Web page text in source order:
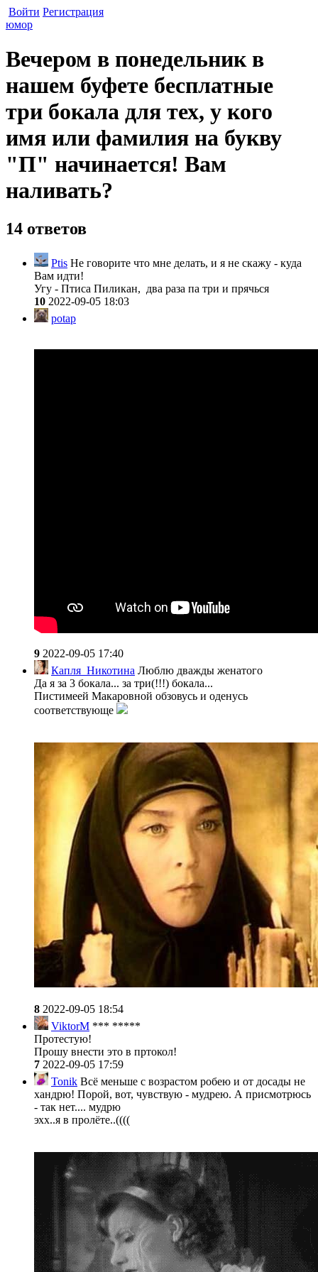
Войти Регистрация
юмор
Вечером в понедельник в
нашем буфете бесплатные
три бокала для тех, у кого
имя или фамилия на букву
"П" начинается! Вам
наливать?
14 ответов
Ptis Не говорите что мне делать, и я не скажу - куда
Вам идти!
Угу - Птиса Пиликан, два раза па три и прячься
10 2022-09-05 18:03
potap
9 2022-09-05 17:40
Капля_Никотина Люблю дважды женатого
Да я за 3 бокала... за три(!!!) бокала...
Пистимеей Макаровной обзовусь и оденусь
соответствующе
8 2022-09-05 18:54
ViktorM *** *****
Протестую!
Прошу внести это в пртокол!
7 2022-09-05 17:59
Tonik Всё меньше с возрастом робею и от досады не
хандрю! Порой, вот, чувствую - мудрею. А присмотрюсь
- так нет.... мудрю
эхх..я в пролёте..((((